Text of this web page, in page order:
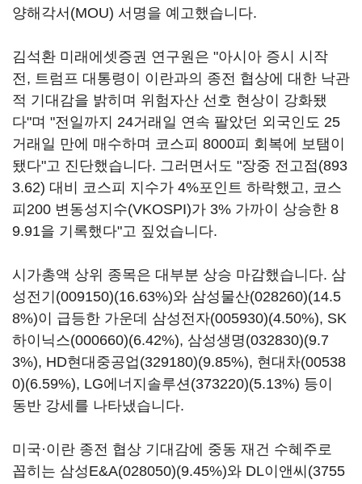
양해각서(MOU) 서명을 예고했습니다.
김석환 미래에셋증권 연구원은 "아시아 증시 시작
전, 트럼프 대통령이 이란과의 종전 협상에 대한 낙관
적 기대감을 밝히며 위험자산 선호 현상이 강화됐
다"며 "전일까지 24거래일 연속 팔았던 외국인도 25
거래일 만에 매수하며 코스피 8000피 회복에 보탬이
됐다"고 진단했습니다. 그러면서도 "장중 전고점(893
3.62) 대비 코스피 지수가 4%포인트 하락했고, 코스
피200 변동성지수(VKOSPI)가 3% 가까이 상승한 8
9.91을 기록했다"고 짚었습니다.
시가총액 상위 종목은 대부분 상승 마감했습니다. 삼
성전기(009150)(16.63%)와 삼성물산(028260)(14.5
8%)이 급등한 가운데 삼성전자(005930)(4.50%), SK
하이닉스(000660)(6.42%), 삼성생명(032830)(9.7
3%), HD현대중공업(329180)(9.85%), 현대차(00538
0)(6.59%), LG에너지솔루션(373220)(5.13%) 등이
동반 강세를 나타냈습니다.
미국·이란 종전 협상 기대감에 중동 재건 수혜주로
꼽히는 삼성E&A(028050)(9.45%)와 DL이앤씨(3755